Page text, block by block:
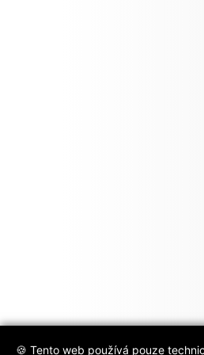
🍪 Tento web používá pouze